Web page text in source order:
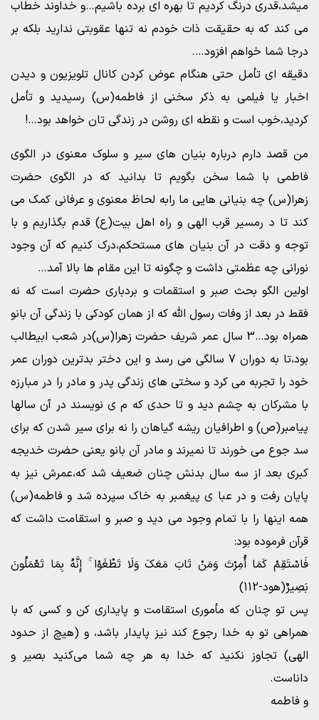
میشد،قدری درنگ کردیم تا بهره ای برده باشیم…و خداوند خطاب
می کند که به حقیقت ذات خودم نه تنها عقوبتی ندارید بلکه بر
درجا شما خواهم افزود….
دقیقه ای تأمل حتی هنگام عوض کردن کانال تلویزیون و دیدن
اخبار یا فیلمی به ذکر سخنی از فاطمه(س) رسیدید و تأمل
کردید،خوب است و نقطه ای روشن در زندگی تان خواهد بود…!
من قصد دارم درباره بنیان های سیر و سلوک معنوی در الگوی
فاطمی با شما سخن بگویم تا بدانید که در الگوی حضرت
زهرا(س) چه بنیانی هایی ما رابه لحاظ معنوی و عرفانی کمک می
کند تا د رمسیر قرب الهی و راه اهل بیت(ع) قدم بگذاریم و با
توجه و دقت در آن بنیان های مستحکم،درک کنیم که آن وجود
نورانی چه عظمتی داشت و چگونه تا این مقام ها بالا آمد…
اولین الگو بحث صبر و استقمات و بردباری حضرت است که نه
فقط در بعد از وفات رسول الله که از همان کودکی با زندگی آن بانو
همراه بود…3 سال عمر شریف حضرت زهرا(س)در شعب ابیطالب
بود،تا به دوران 7 سالگی می رسد و این دختر بدترین دوران عمر
خود را تجربه می کرد و سختی های زندگی پدر و مادر را در مبارزه
با مشرکان به چشم دید و تا حدی که م ی نویسند در آن سالها
پیامبر(ص) و اطرافیان ریشه گیاهان را نه برای سیر شدن که برای
سد جوع می خورند تا نمیرند و مادر آن بانو یعنی حضرت خدیجه
کبری بعد از سه سال بدنش چنان ضعیف شد که،عمرش نیز به
پایان رفت و در عبا ی پیغمبر به خاک سپرده شد و فاطمه(س)
همه اینها را با تمام وجود می دید و صبر و استقامت داشت که
قرآن فرموده بود:
فَاسْتَقِمْ کَمَا أُمِرْتَ وَمَنْ تَابَ مَعَکَ وَلَا تَطْغَوْا ۚ إِنَّهُ بِمَا تَعْمَلُونَ
بَصِیرٌ(هود-112)
پس تو چنان که مأموری استقامت و پایداری کن و کسی که با
همراهی تو به خدا رجوع کند نیز پایدار باشد، و (هیچ از حدود
الهی) تجاوز نکنید که خدا به هر چه شما می‌کنید بصیر و
داناست.
و فاطمه